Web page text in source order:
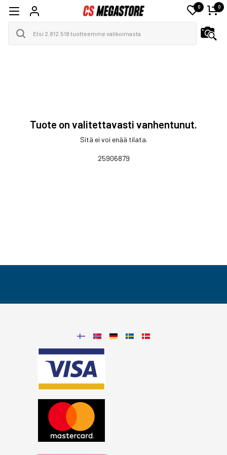
0 0
Tuote on valitettavasti vanhentunut.
Sitä ei voi enää tilata.
25906879